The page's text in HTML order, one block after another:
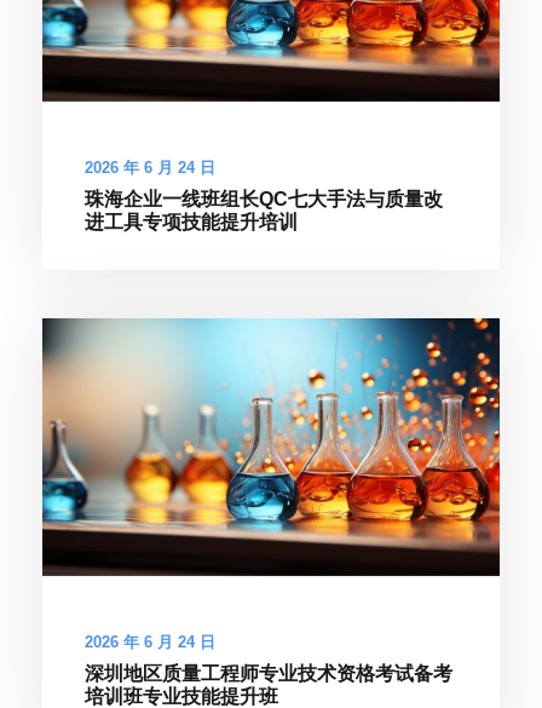
2026 年 6 月 24 日
珠海企业一线班组长QC七大手法与质量改
进工具专项技能提升培训
2026 年 6 月 24 日
深圳地区质量工程师专业技术资格考试备考
培训班专业技能提升班